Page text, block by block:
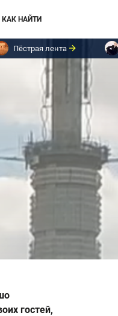
КАК НАЙТИ
Пёстрая лента
гостей,